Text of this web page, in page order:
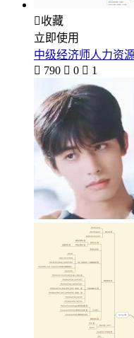
收藏
立即使用
中级经济师人力资源
 790  0  1